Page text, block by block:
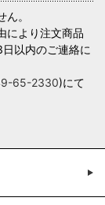
。
により注文商品
以内のご連絡に
65-2330)にて